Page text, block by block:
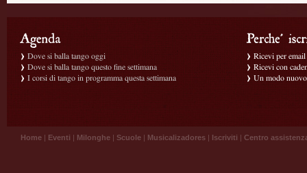
Dove si balla tango oggi
Dove si balla tango questo fine settimana
I corsi di tango in programma questa settimana
Ricevi per
Ricevi con
Un modo
Home | Eventi | Milonghe | Scuole | Musicalizadores | Iscriviti | Centro